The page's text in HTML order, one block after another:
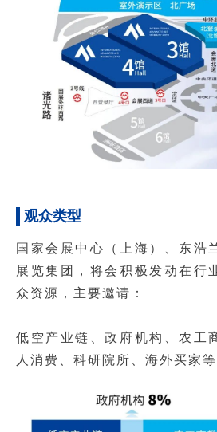
观众类型
国家会展中心（上海）、东浩
展览集团，将会积极发动在行
众资源，主要邀请：
低空产业链、政府机构、农工
人消费、科研院所、海外买家等